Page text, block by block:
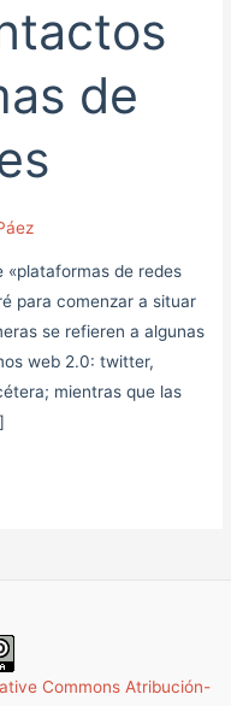
de
«plataformas de redes
para comenzar a situar
se refieren a algunas
web 2.0: twitter,
mientras que las
Commons Atribución-